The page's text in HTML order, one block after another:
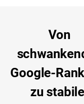
Von
Google-
zu